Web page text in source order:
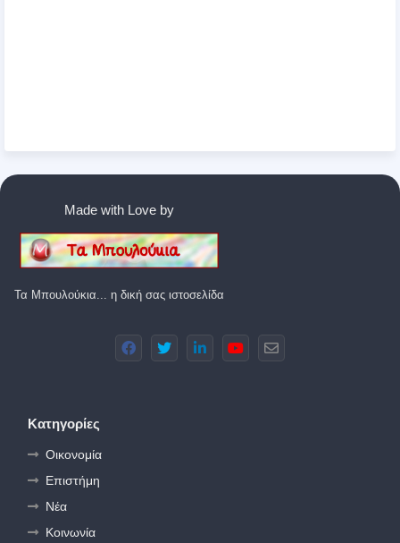
Made with Love by
Τα Μπουλούκια... η δική σας ιστοσελίδα
Κατηγορίες
Οικονομία
Επιστήμη
Νέα
Κοινωνία